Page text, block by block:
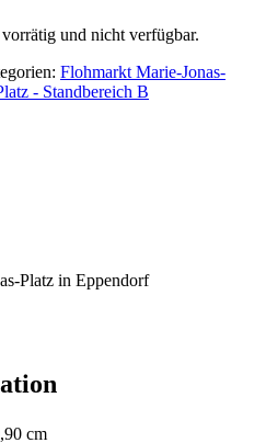
und nicht verfügbar.
Flohmarkt Marie-Jonas-
- Standbereich B
Platz in Eppendorf
cm